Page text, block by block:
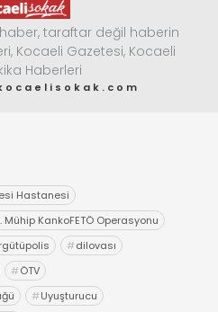
haber, taraftar değil haberin
Kocaeli Gazetesi, Kocaeli
Haberleri
Hastanesi
Mühip KankoFETÖ Operasyonu
#dilovası
#ÖTV
#Uyuşturucu